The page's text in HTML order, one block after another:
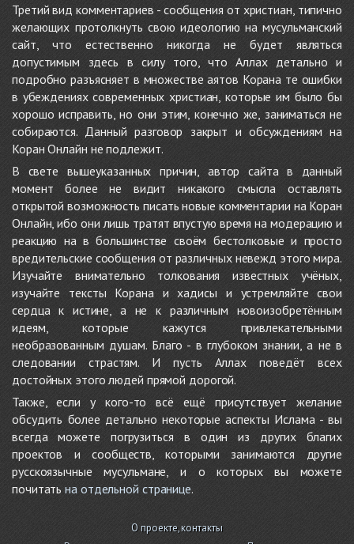
Третий вид комментариев - сообщения от христиан, типично
желающих протолкнуть свою идеологию на мусульманский
сайт, что естественно никогда не будет являться
допустимым здесь в силу того, что Аллах детально и
подробно разъясняет в множестве аятов Корана те ошибки
в убеждениях современных христиан, которые им было бы
хорошо исправить, но они этим, конечно же, заниматься не
собираются. Данный разговор закрыт и обсуждениям на
Коран Онлайн не подлежит.
В свете вышеуказанных причин, автор сайта в данный
момент более не видит никакого смысла оставлять
открытой возможность писать новые комментарии на Коран
Онлайн, ибо они лишь тратят впустую время на модерацию и
реакцию на в большинстве своём бестолковые и просто
вредительские сообщения от различных невежд этого мира.
Изучайте внимательно толкования известных учёных,
изучайте тексты Корана и хадисы и устремляйте свои
сердца к истине, а не к различным новоизобретённым
идеям, которые кажутся привлекательными
необразованным душам. Благо - в глубоком знании, а не в
следовании страстям. И пусть Аллах поведёт всех
достойных этого людей прямой дорогой.
Также, если у кого-то всё ещё присутствует желание
обсудить более детально некоторые аспекты Ислама - вы
всегда можете погрузиться в один из других благих
проектов и сообществ, которыми занимаются другие
русскоязычные мусульмане, и о которых вы можете
почитатьна отдельной странице.
О проекте, контакты